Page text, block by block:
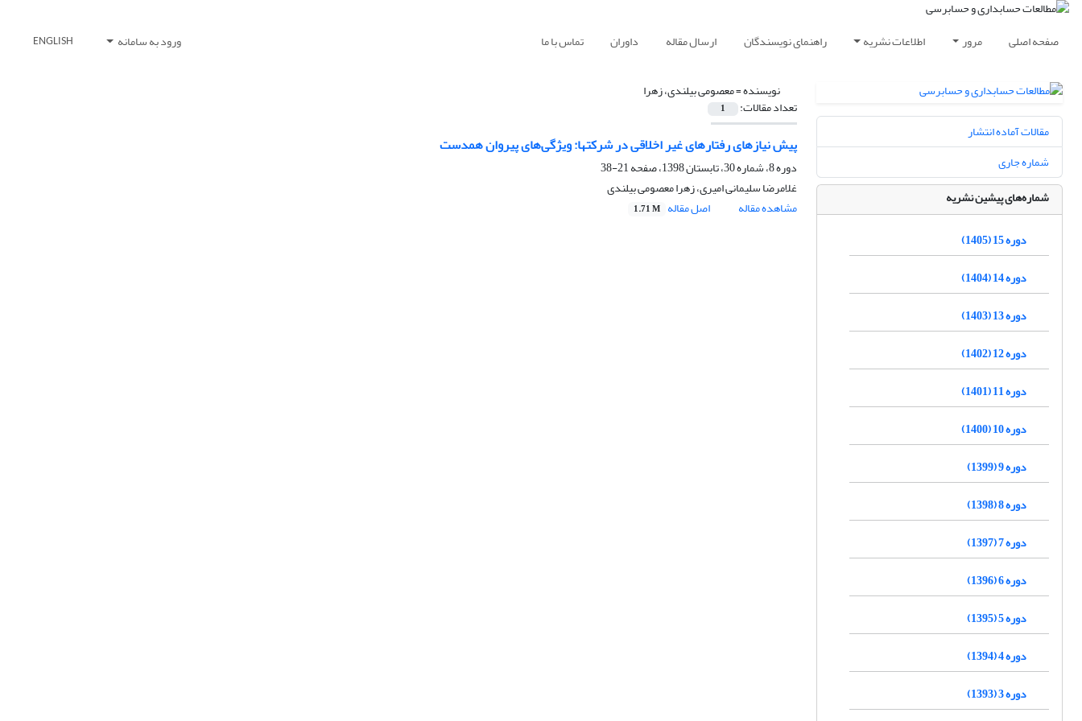
صفحه اصلی مرور اطلاعات نشریه راهنمای نویسندگان ارسال مقاله داوران تماس با ما ورود به سامانه ENGLISH
نویسنده =معصومی بیلندی، زهرا
تعداد مقالات: 1
پیش نیازهای رفتارهای غیر اخلاقی در شرکتها: ویژگی‌های پیروان همدست
دوره 8، شماره 30، تابستان 1398، صفحه
21-38
غلامرضا سلیمانی امیری، زهرا معصومی بیلندی
مشاهده مقاله
اصل مقاله 1.71 M
مقالات آماده انتشار
شماره جاری
شماره‌های پیشین نشریه
دوره 15 (1405)
دوره 14 (1404)
دوره 13 (1403)
دوره 12 (1402)
دوره 11 (1401)
دوره 10 (1400)
دوره 9 (1399)
دوره 8 (1398)
دوره 7 (1397)
دوره 6 (1396)
دوره 5 (1395)
دوره 4 (1394)
دوره 3 (1393)